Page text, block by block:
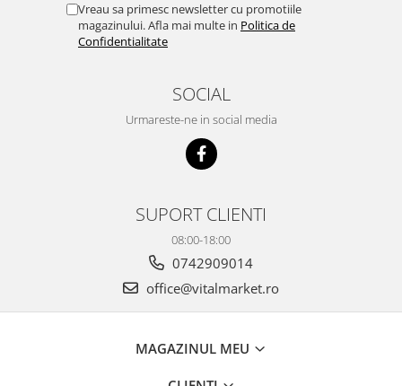
Vreau sa primesc newsletter cu promotiile
magazinului. Afla mai multe in Politica de
Confidentialitate
SOCIAL
Urmareste-ne in social media
SUPORT CLIENTI
08:00-18:00
0742909014
office@vitalmarket.ro
MAGAZINUL MEU